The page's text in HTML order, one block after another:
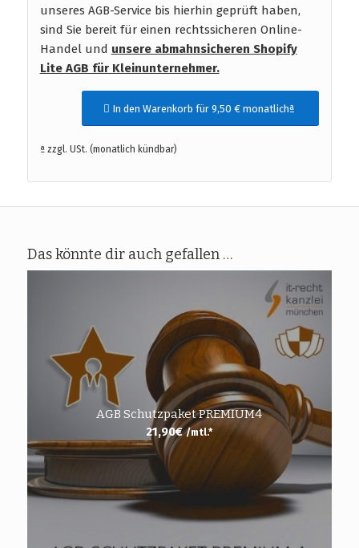
unseres AGB-Service bis hierhin geprüft haben,
sind Sie bereit für einen rechtssicheren Online-
Handel und unsere abmahnsicheren Shopify
Lite AGB für Kleinunternehmer.
In den Warenkorb für 9,50 € monatlichª
ª zzgl. USt. (monatlich kündbar)
Das könnte dir auch gefallen …
AGB Schutzpaket PREMIUM4
21,90€ /mtl.*